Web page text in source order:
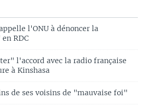
l'ONU à dénoncer la
RDC
l'accord avec la radio française
à Kinshasa
de ses voisins de "mauvaise foi"